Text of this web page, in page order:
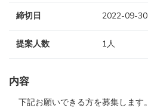
締切日 2022-09-30
提案人数 1人
内容
下記お願いできる方を募集します。